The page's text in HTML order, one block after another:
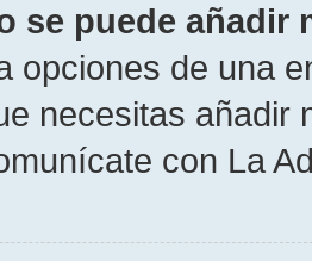
se puede añadir
opciones de una
necesitas añadir
con La